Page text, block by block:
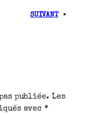
SUIVANT »
publiée. Les
avec*